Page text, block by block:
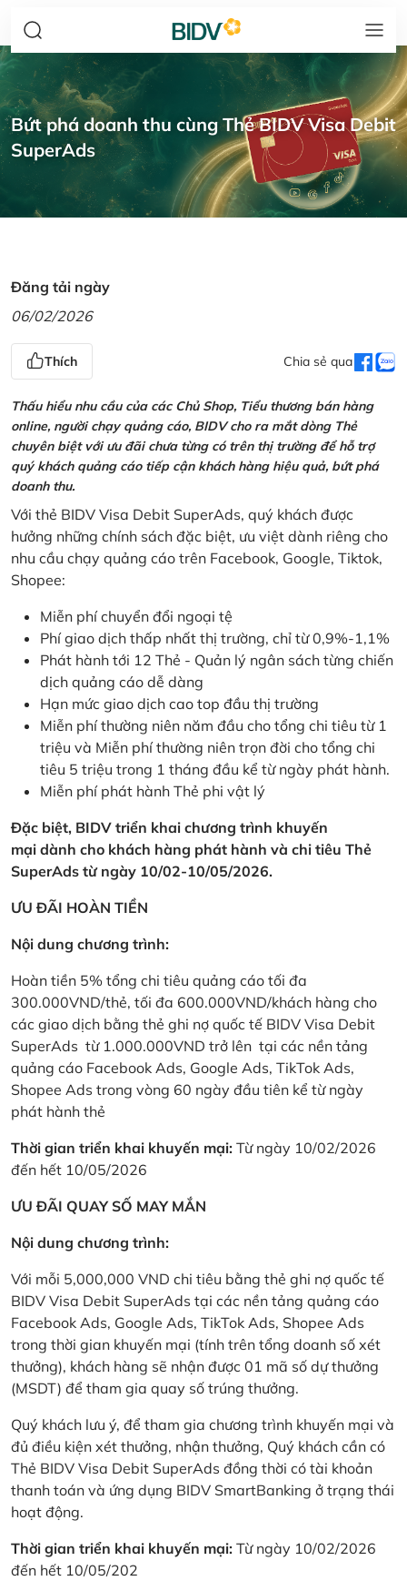
Bứt phá doanh thu cùng Thẻ BIDV Visa Debit
SuperAds
Đăng tải ngày
06/02/2026
Thích Chia sẻ qua
Thấu hiểu nhu cầu của các Chủ Shop, Tiểu thương bán hàng
online, người chạy quảng cáo, BIDV cho ra mắt dòng Thẻ
chuyên biệt với ưu đãi chưa từng có trên thị trường để hỗ trợ
quý khách quảng cáo tiếp cận khách hàng hiệu quả, bứt phá
doanh thu.
Với thẻ BIDV Visa Debit SuperAds, quý khách được
hưởng những chính sách đặc biệt, ưu việt dành riêng cho
nhu cầu chạy quảng cáo trên Facebook, Google, Tiktok,
Shopee:
Miễn phí chuyển đổi ngoại tệ
Phí giao dịch thấp nhất thị trường, chỉ từ 0,9%-1,1%
Phát hành tới 12 Thẻ - Quản lý ngân sách từng chiến
dịch quảng cáo dễ dàng
Hạn mức giao dịch cao top đầu thị trường
Miễn phí thường niên năm đầu cho tổng chi tiêu từ 1
triệu và Miễn phí thường niên trọn đời cho tổng chi
tiêu 5 triệu trong 1 tháng đầu kể từ ngày phát hành.
Miễn phí phát hành Thẻ phi vật lý
Đặc biệt, BIDV triển khai chương trình khuyến
mại dành cho khách hàng phát hành và chi tiêu Thẻ
SuperAds từ ngày 10/02-10/05/2026.
ƯU ĐÃI HOÀN TIỀN
Nội dung chương trình:
Hoàn tiền 5% tổng chi tiêu quảng cáo tối đa
300.000VND/thẻ, tối đa 600.000VND/khách hàng cho
các giao dịch bằng thẻ ghi nợ quốc tế BIDV Visa Debit
SuperAds từ 1.000.000VND trở lên tại các nền tảng
quảng cáo Facebook Ads, Google Ads, TikTok Ads,
Shopee Ads trong vòng 60 ngày đầu tiên kể từ ngày
phát hành thẻ
Thời gian triển khai khuyến mại: Từ ngày 10/02/2026
đến hết 10/05/2026
ƯU ĐÃI QUAY SỐ MAY MẮN
Nội dung chương trình:
Với mỗi 5,000,000 VND chi tiêu bằng thẻ ghi nợ quốc tế
BIDV Visa Debit SuperAds tại các nền tảng quảng cáo
Facebook Ads, Google Ads, TikTok Ads, Shopee Ads
trong thời gian khuyến mại (tính trên tổng doanh số xét
thưởng), khách hàng sẽ nhận được 01 mã số dự thưởng
(MSDT) để tham gia quay số trúng thưởng.
Quý khách lưu ý, để tham gia chương trình khuyến mại và
đủ điều kiện xét thưởng, nhận thưởng, Quý khách cần có
Thẻ BIDV Visa Debit SuperAds đồng thời có tài khoản
thanh toán và ứng dụng BIDV SmartBanking ở trạng thái
hoạt động.
Thời gian triển khai khuyến mại: Từ ngày 10/02/2026
đến hết 10/05/202